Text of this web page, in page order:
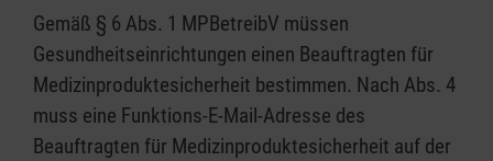
Gemäß § 6 Abs. 1 MPBetreibV müssen
Gesundheitseinrichtungen einen Beauftragten für
Medizinproduktesicherheit bestimmen. Nach Abs. 4
muss eine Funktions-E-Mail-Adresse des
Beauftragten für Medizinproduktesicherheit auf der